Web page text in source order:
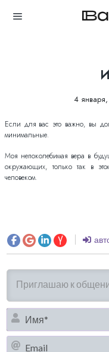
4
Если для вас это важно, вы
минимальные.
Моя непоколебимая вера в
окружающих, только так в
человеком.